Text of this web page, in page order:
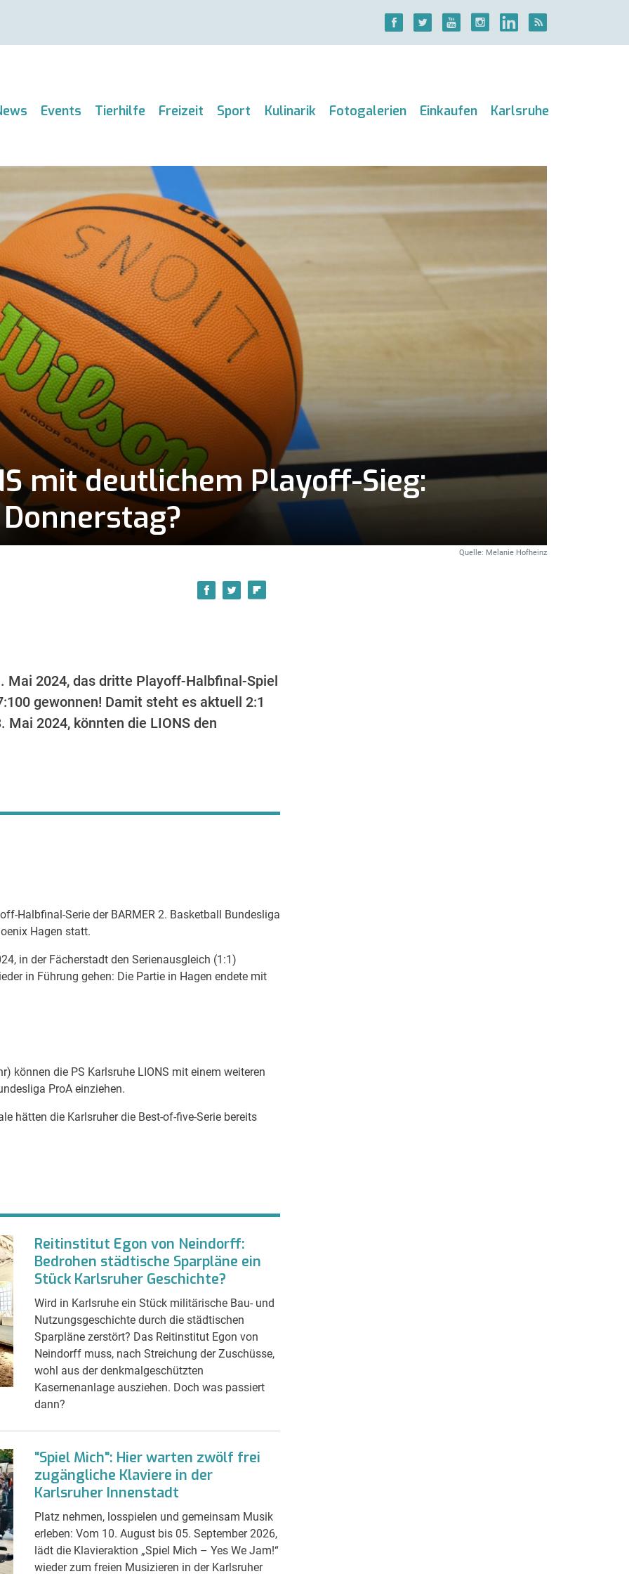
Events Tierhilfe Freizeit Sport Kulinarik Fotogalerien Einkaufen Karlsruhe
mit deutlichem Playoff-Sieg:
Quelle: Melanie Hofheinz
Mai 2024, das dritte Playoff-Halbfinal-Spiel
gewonnen! Damit steht es aktuell 2:1
Mai 2024, könnten die LIONS den
Halbfinal-Serie der BARMER 2. Basketball Bundesliga
Hagen statt.
in der Fächerstadt den Serienausgleich (1:1)
in Führung gehen: Die Partie in Hagen endete mit
können die PS Karlsruhe LIONS mit einem weiteren
ProA einziehen.
hätten die Karlsruher die Best-of-five-Serie bereits
Reitinstitut Egon von Neindorff:
Bedrohen städtische Sparpläne ein
Stück Karlsruher Geschichte?
Wird in Karlsruhe ein Stück militärische Bau- und
Nutzungsgeschichte durch die städtischen
Sparpläne zerstört? Das Reitinstitut Egon von
Neindorff muss, nach Streichung der Zuschüsse,
wohl aus der denkmalgeschützten
Kasernenanlage ausziehen. Doch was passiert
dann?
"Spiel Mich": Hier warten zwölf frei
zugängliche Klaviere in der
Karlsruher Innenstadt
Platz nehmen, losspielen und gemeinsam Musik
erleben: Vom 10. August bis 05. September 2026,
lädt die Klavieraktion „Spiel Mich – Yes We Jam!“
wieder zum freien Musizieren in der Karlsruher